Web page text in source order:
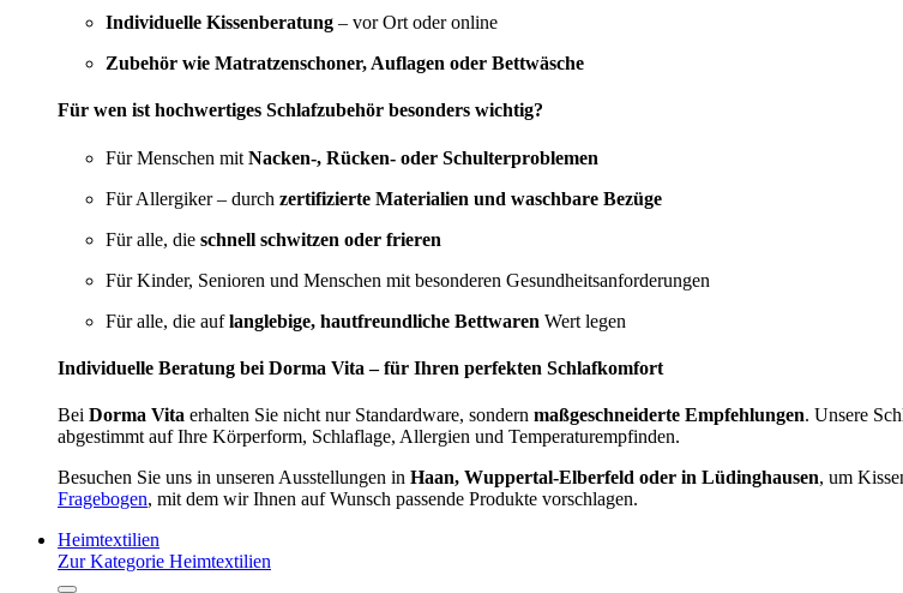
Individuelle Kissenberatung – vor Ort oder online
Zubehör wie Matratzenschoner, Auflagen oder Bettwäsche
Für wen ist hochwertiges Schlafzubehör besonders wichtig?
Für Menschen mit Nacken-, Rücken- oder Schulterproblemen
Für Allergiker – durch zertifizierte Materialien und waschbare Bezüge
Für alle, die schnell schwitzen oder frieren
Für Kinder, Senioren und Menschen mit besonderen Gesundheitsanforderungen
Für alle, die auflanglebige, hautfreundliche Bettwaren Wert legen
Individuelle Beratung bei Dorma Vita – für Ihren perfekten Schlafkomfort
Bei Dorma Vita erhalten Sie nicht nur Standardware, sondern maßgeschneiderte Empfehlungen. Unsere
abgestimmt auf Ihre Körperform, Schlaflage, Allergien und Temperaturempfinden.
Besuchen Sie uns in unseren Ausstellungen in Haan, Wuppertal-Elberfeld oder in Lüdinghausen, um
Fragebogen, mit dem wir Ihnen auf Wunsch passende Produkte vorschlagen.
Heimtextilien
Zur Kategorie Heimtextilien